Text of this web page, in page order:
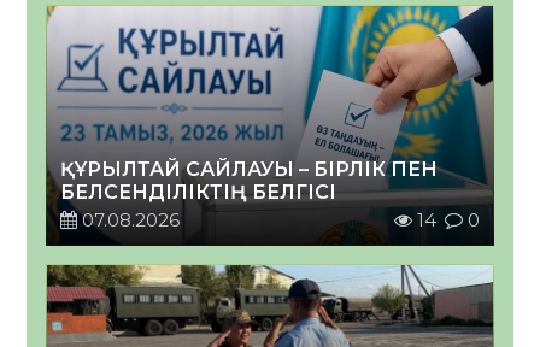
ҚҰРЫЛТАЙ САЙЛАУЫ – БІРЛІК ПЕН
БЕЛСЕНДІЛІКТІҢ БЕЛГІСІ
07.08.2026
14 0